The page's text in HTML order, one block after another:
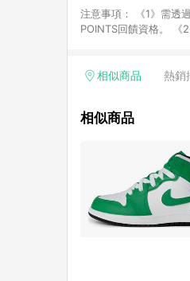
注意事項： 《1》需透
POINTS回饋資格。 《
PChome儲值商品、
商家訂單頁面標示「
並依訂單成立時間當
時間差，如顯示之商
相似商品 熱銷
相似商品